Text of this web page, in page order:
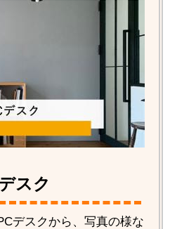
スク
デスクから、写真の様な